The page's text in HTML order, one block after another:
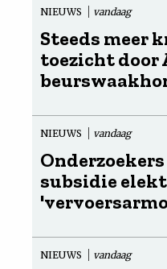
NIEUWS vandaag
Steeds meer
toezicht door
NIEUWS vandaag
subsidie
NIEUWS vandaag